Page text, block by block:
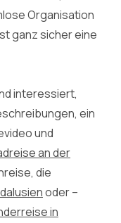
Organisation
ganz sicher eine
interessiert,
ein
und
an der
die
oder –
in